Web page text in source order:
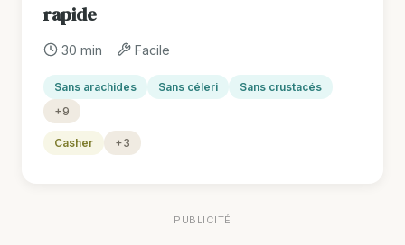
rapide
30 min Facile
Sans arachides Sans céleri
Sans crustacés
+9
Casher +3
PUBLICITÉ